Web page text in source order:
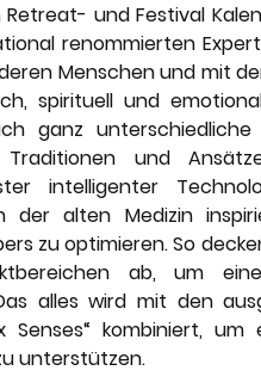
The
Retreat- und Festival
renommierten
Menschen und mit
spirituell und
ganz unterschiedliche
und
intelligenter
der alten Medizin
zu optimieren. So
ab, um
alles wird mit den
Senses“ kombiniert,
unterstützen.